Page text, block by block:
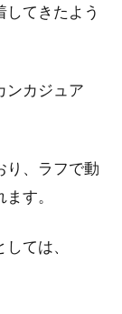
デ術
かでかなり印象が
めよう！大判
てきたよう
ンカジュア
り、ラフで動
す。
ては、